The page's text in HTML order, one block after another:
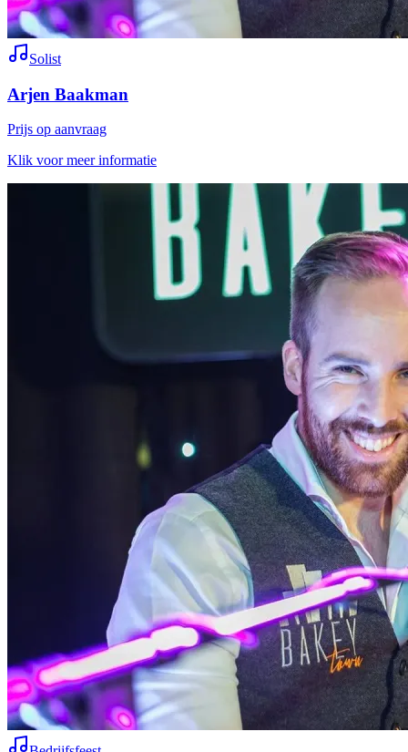
Solist
Arjen Baakman
Prijs op aanvraag
Klik voor meer informatie